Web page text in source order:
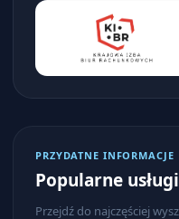
PRZYDATNE INFORMACJE
Popularne
Przejdź do najczęściej